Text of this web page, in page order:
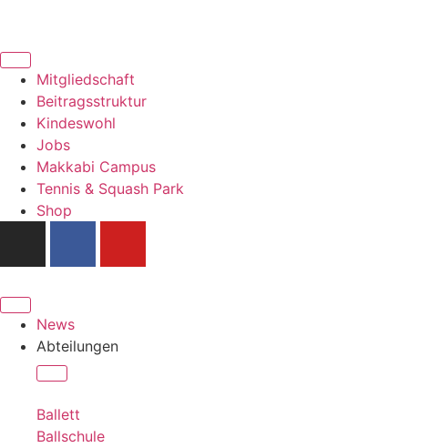
Mitgliedschaft
Beitragsstruktur
Kindeswohl
Jobs
Makkabi Campus
Tennis & Squash Park
Shop
News
Abteilungen
Ballett
Ballschule